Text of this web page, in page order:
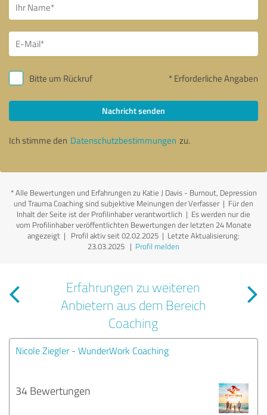
Bitte um Rückruf * Erforderliche Angaben
Nachricht senden
Ich stimme den Datenschutzbestimmungen zu.
*Alle Bewertungen und Erfahrungen zu Katie J Davis - Burnout, Depression
und Trauma Coaching sind subjektive Meinungen der Verfasser | Für den
Inhalt der Seite ist der Profilinhaber verantwortlich | Es werden nur die
vom Profilinhaber veröffentlichten Bewertungen der letzten 24 Monate
angezeigt | Profil aktiv seit 02.02.2025 | Letzte Aktualisierung:
23.03.2025 | Profil melden
Erfahrungen zu weiteren
Anbietern aus dem Bereich
Coaching
Nicole Ziegler - WunderWork Coaching
34 Bewertungen